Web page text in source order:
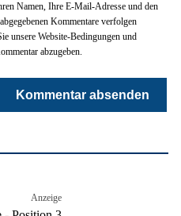
Namen, Ihre E-Mail-Adresse und den
Kommentare verfolgen
unsere Website-Bedingungen und
abzugeben.